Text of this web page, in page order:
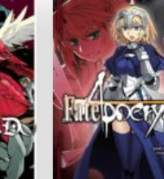
à la